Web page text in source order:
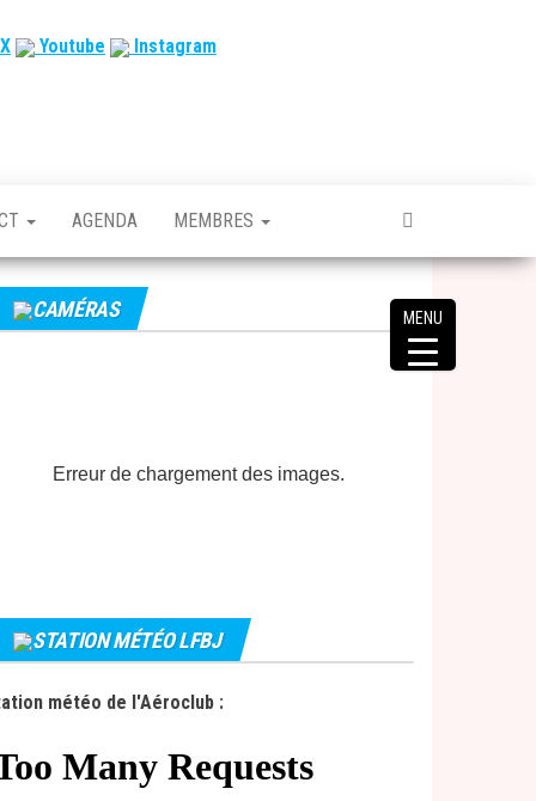
Youtube Instagram
AGENDA MEMBRES
CAMÉRAS
Erreur de chargement des images.
STATION MÉTÉO LFBJ
météo de l'Aéroclub :
MENU